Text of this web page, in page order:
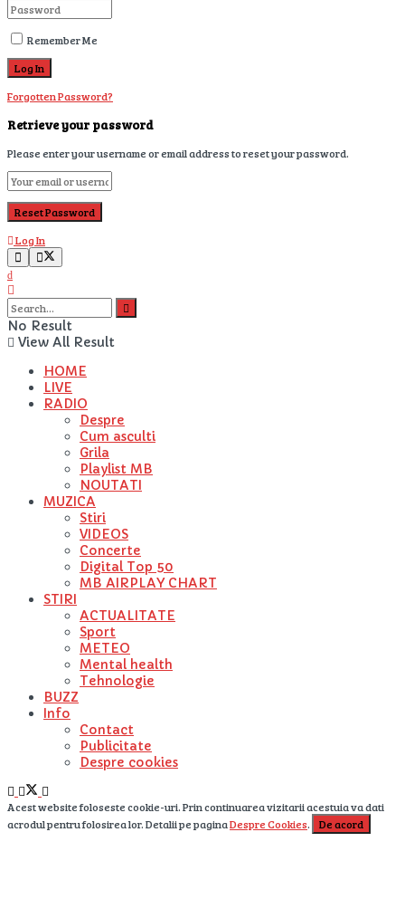
Remember Me
Forgotten Password?
Retrieve your password
Please enter your username or email address to reset your password.
Log In
No Result
View All Result
HOME
LIVE
RADIO
Despre
Cum asculti
Grila
Playlist MB
NOUTATI
MUZICA
Stiri
VIDEOS
Concerte
Digital Top 50
MB AIRPLAY CHART
STIRI
ACTUALITATE
Sport
METEO
Mental health
Tehnologie
BUZZ
Info
Contact
Publicitate
Despre cookies
Acest website foloseste cookie-uri. Prin continuarea vizitarii acestuia va dati
acrodul pentru folosirea lor. Detalii pe paginaDespre Cookies. De acord